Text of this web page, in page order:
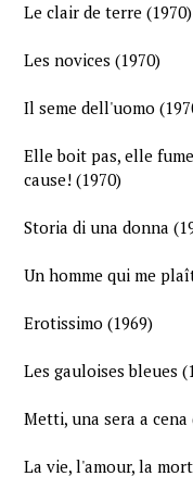
Le clair de terre (1970)
Les novices (1970)
Il seme dell'uomo
Elle boit pas, elle
cause! (1970)
Storia di una donna
Un homme qui me
Erotissimo (1969)
Les gauloises bleues
Metti, una sera a cena
La vie, l'amour, la